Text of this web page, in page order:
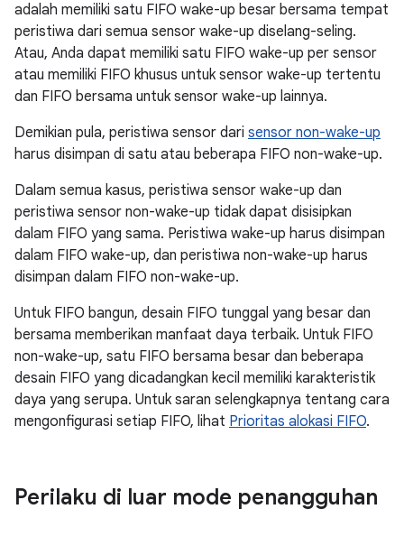
adalah memiliki satu FIFO wake-up besar bersama tempat
peristiwa dari semua sensor wake-up diselang-seling.
Atau, Anda dapat memiliki satu FIFO wake-up per sensor
atau memiliki FIFO khusus untuk sensor wake-up tertentu
dan FIFO bersama untuk sensor wake-up lainnya.
Demikian pula, peristiwa sensor dari sensor non-wake-up
harus disimpan di satu atau beberapa FIFO non-wake-up.
Dalam semua kasus, peristiwa sensor wake-up dan
peristiwa sensor non-wake-up tidak dapat disisipkan
dalam FIFO yang sama. Peristiwa wake-up harus disimpan
dalam FIFO wake-up, dan peristiwa non-wake-up harus
disimpan dalam FIFO non-wake-up.
Untuk FIFO bangun, desain FIFO tunggal yang besar dan
bersama memberikan manfaat daya terbaik. Untuk FIFO
non-wake-up, satu FIFO bersama besar dan beberapa
desain FIFO yang dicadangkan kecil memiliki karakteristik
daya yang serupa. Untuk saran selengkapnya tentang cara
mengonfigurasi setiap FIFO, lihat Prioritas alokasi FIFO.
Perilaku di luar mode penangguhan